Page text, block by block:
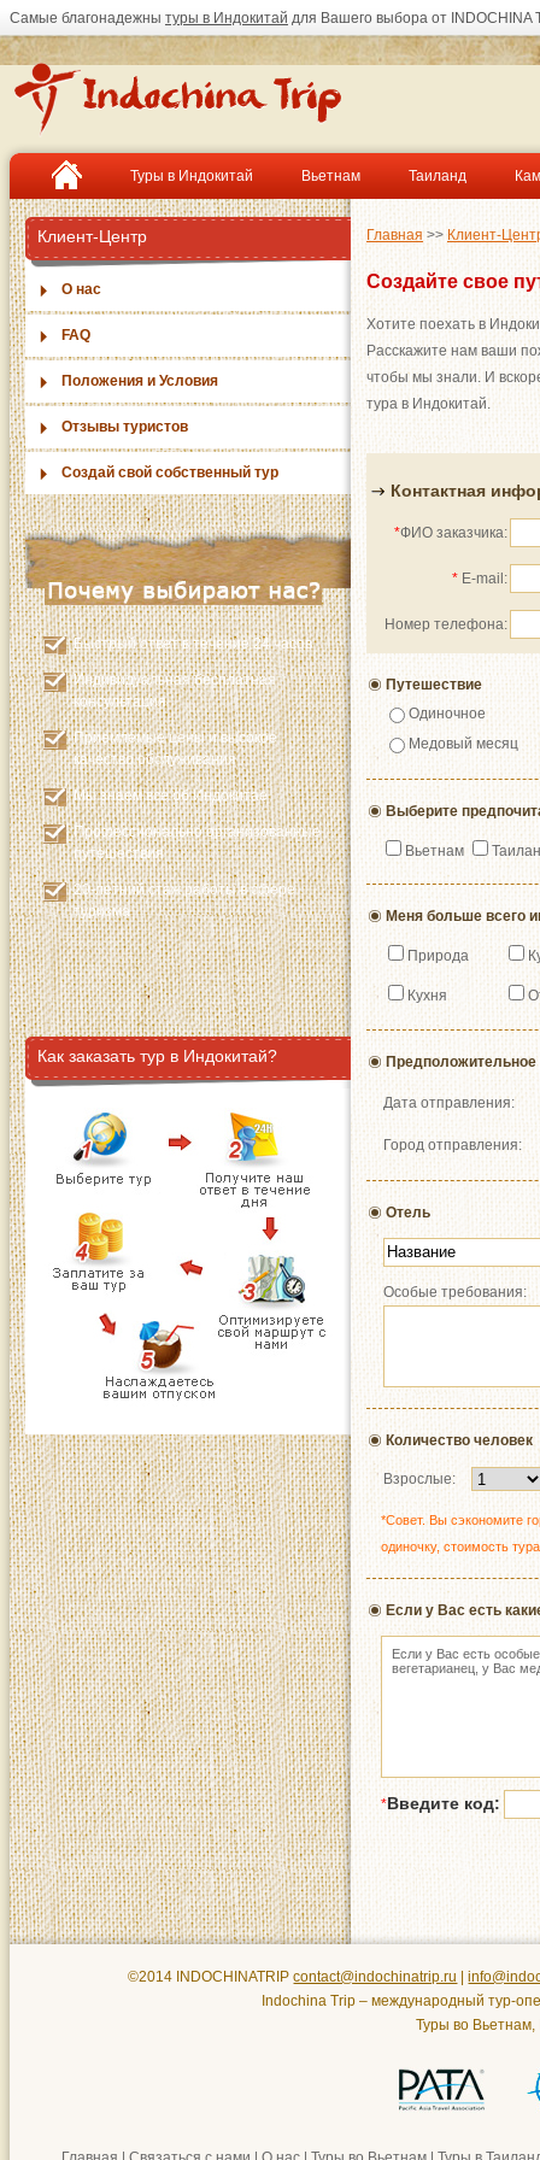
Самые благонадежны туры в Индокитай для Вашего выбора от INDOCHINA
Туры в Индокитай Вьетнам Таиланд
Клиент-Центр
О нас
FAQ
Положения и Условия
Отзывы туристов
Создай свой собственный тур
Быстрый ответ в течение 24 часов
Индивидуальная бесплатная
консультация
Приемлемые цены и высокое
качество обслуживания
Мы знаем все об Индокитае
Профессионально организованные
путешествия
20-летний стаж работы в сфере
туризма
Как заказать тур в Индокитай?
Главная>> Клиент-
Создайте свое
Хотите поехать в
Расскажите нам ваши
чтобы мы знали. И
тура в Индокитай.
Контактная
*ФИО заказчика:
* E-mail:
Номер телефона:
Путешествие
Одиночное
Медовый месяц
Выберите
Вьетнам
Меня больше всего
Природа
Кухня
Дата отправления:
Город отправления:
Отель
Особые требования:
Количество человек
Взрослые:
*Совет. Вы сэкономите
одиночку, стоимость
Если у Вас есть
*Введите код:
©2014 INDOCHINATRIPcontact@indochinatrip.ru |
Indochina Trip – международный тур-
Туры во